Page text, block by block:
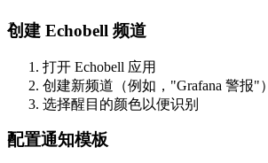
创建 Echobell 频道
打开 Echobell 应用
创建新频道（例如，"Grafana 警报"）
选择醒目的颜色以便识别
配置通知模板